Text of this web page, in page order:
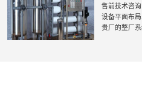
售前技术咨
设备平面布
贵厂的整厂系